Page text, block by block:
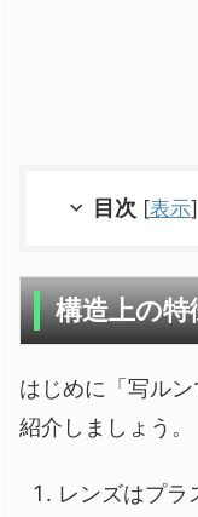
目次 [表示]
構造上の特
はじめに「写ル
紹介しましょう。
レンズはプラ